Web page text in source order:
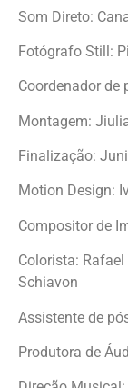
Som Direto:
Fotógrafo Still:
Coordenador de
Montagem:
Finalização:
Motion Design:
Compositor de
Colorista:
Schiavon
Assistente de
Produtora de